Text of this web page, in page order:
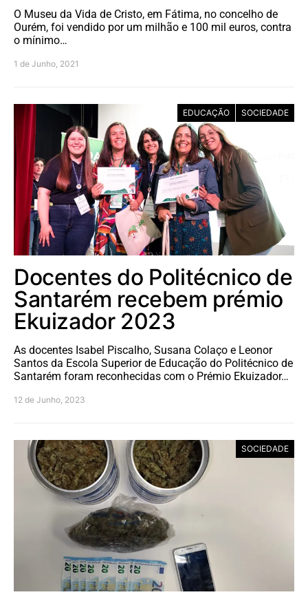
O Museu da Vida de Cristo, em Fátima, no concelho de
Ourém, foi vendido por um milhão e 100 mil euros, contra
o mínimo…
1 de Junho, 2021
EDUCAÇÃO SOCIEDADE
Docentes do Politécnico de
Santarém recebem prémio
Ekuizador 2023
As docentes Isabel Piscalho, Susana Colaço e Leonor
Santos da Escola Superior de Educação do Politécnico de
Santarém foram reconhecidas com o Prémio Ekuizador…
12 de Junho, 2023
SOCIEDADE